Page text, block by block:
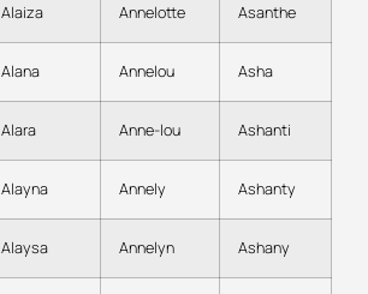
Alaiza Annelotte Asanthe
Alana Annelou Asha
Alara Anne-lou Ashanti
Alayna Annely Ashanty
Alaysa Annelyn Ashany